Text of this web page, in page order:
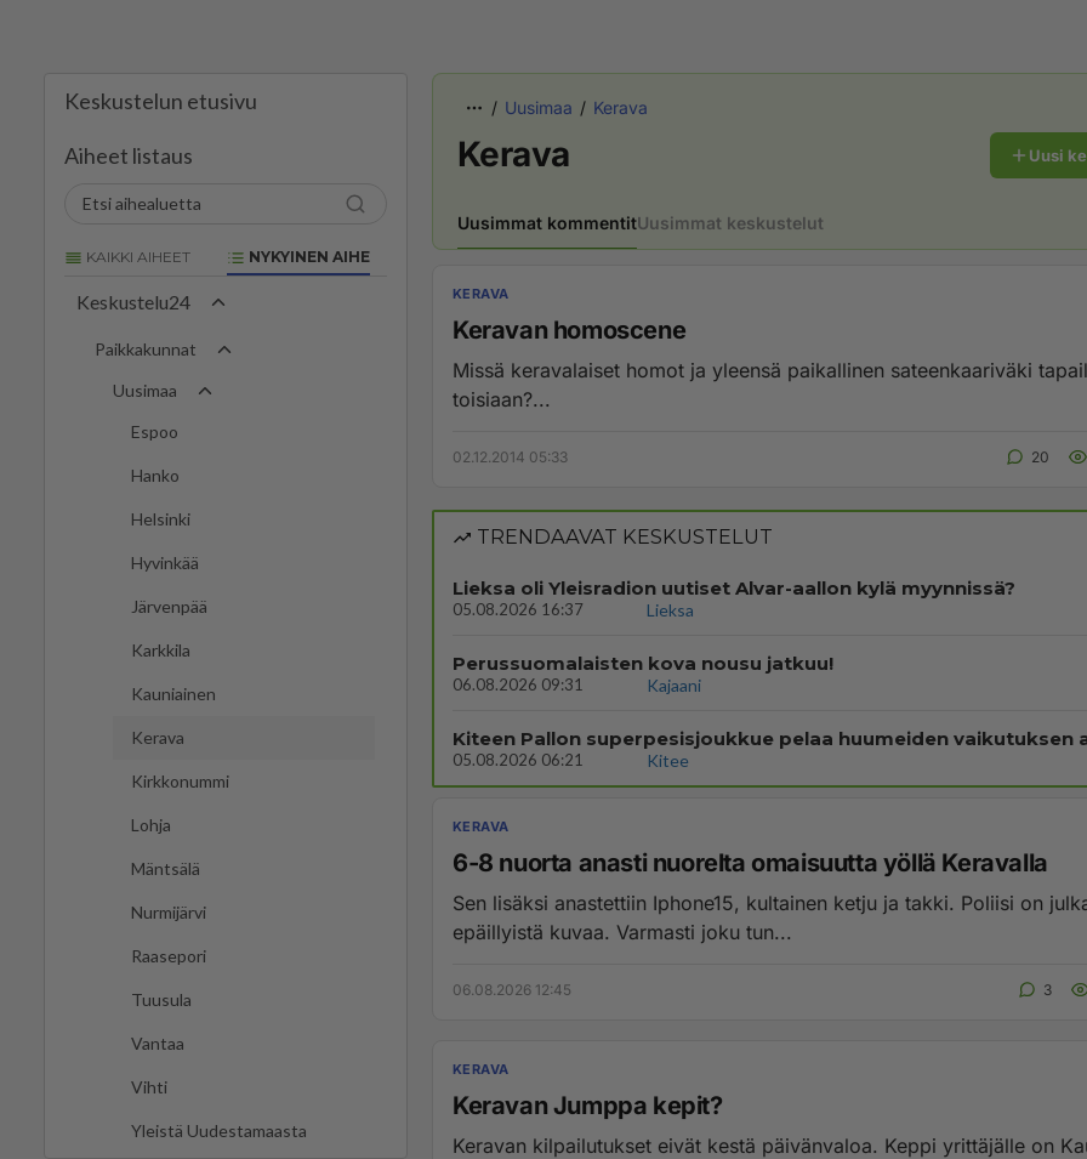
Keskustelun etusivu
Aiheet listaus
KAIKKI AIHEET NYKYINEN AIHE
Keskustelu24
Paikkakunnat
Uusimaa
Espoo
Hanko
Helsinki
Hyvinkää
Järvenpää
Karkkila
Kauniainen
Kerava
Kirkkonummi
Lohja
Mäntsälä
Nurmijärvi
Raasepori
Tuusula
Vantaa
Vihti
Yleistä Uudestamaasta
Uusimaa Kerava
Kerava Uusi
Uusimmat kommentitUusimmat keskustelut
KERAVA
Keravan homoscene
Missä keravalaiset homot ja yleensä paikallinen sateenkaariväki
toisiaan?...
02.12.2014 05:33 20
TRENDAAVAT KESKUSTELUT
Lieksa oli Yleisradion uutiset Alvar-aallon kylä myynnissä?
05.08.2026 16:37 Lieksa
Perussuomalaisten kova nousu jatkuu!
06.08.2026 09:31 Kajaani
05.08.2026 06:21 Kitee
KERAVA
6-8 nuorta anasti nuorelta omaisuutta yöllä Keravalla
Sen lisäksi anastettiin Iphone15, kultainen ketju ja takki. Poliisi on julkaissut
epäillyistä kuvaa. Varmasti joku tun...
06.08.2026 12:45 3
KERAVA
Keravan Jumppa kepit?
Keravan kilpailutukset eivät kestä päivänvaloa. Keppi yrittäjälle on